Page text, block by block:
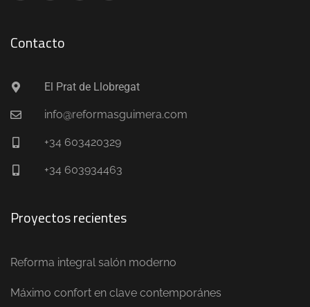
Contacto
El Prat de Llobregat
info@reformasguimera.com
+34 603420329
+34 603934463
Proyectos recientes
Reforma integral salón moderno
Máximo confort en clave contemporánes